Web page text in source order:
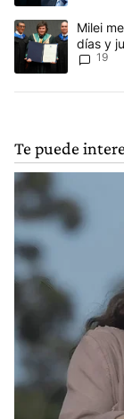
Un artículo de
Milei
días y
19